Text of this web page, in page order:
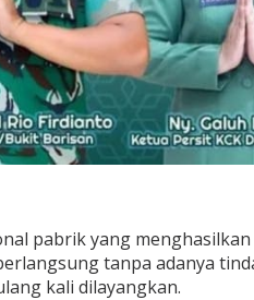
pabrik yang
tanpa adanya
kali dilayangkan.